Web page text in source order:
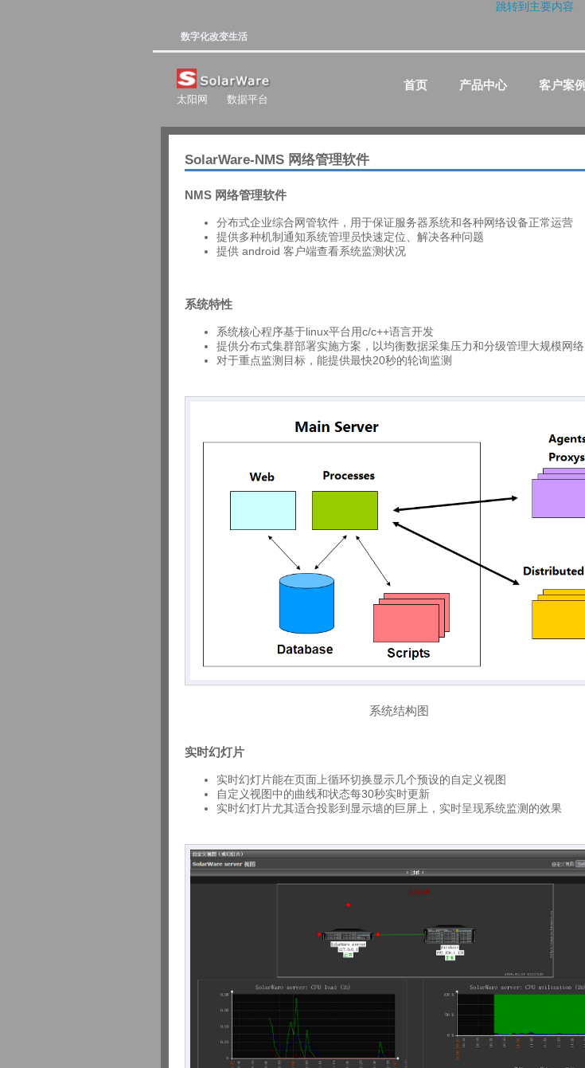
跳转到主要内容
数字化改变生活
太阳网 数据平台
首页 产品中心 客户案例
SolarWare-NMS 网络管理软件
NMS 网络管理软件
分布式企业综合网管软件，用于保证服务器系统和各种网络设备正常运营
提供多种机制通知系统管理员快速定位、解决各种问题
提供 android 客户端查看系统监测状况
系统特性
系统核心程序基于linux平台用c/c++语言开发
提供分布式集群部署实施方案，以均衡数据采集压力和分级管理大规模网络
对于重点监测目标，能提供最快20秒的轮询监测
系统结构图
实时幻灯片
实时幻灯片能在页面上循环切换显示几个预设的自定义视图
自定义视图中的曲线和状态每30秒实时更新
实时幻灯片尤其适合投影到显示墙的巨屏上，实时呈现系统监测的效果